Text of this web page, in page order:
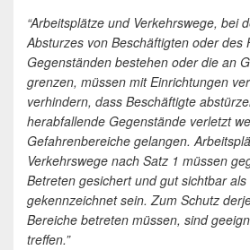
“Arbeitsplätze und Verkehrswege, bei
Absturzes von Beschäftigten oder des
Gegenständen bestehen oder die an
grenzen, müssen mit Einrichtungen
verhindern, dass Beschäftigte
herabfallende Gegenstände verletzt
Gefahrenbereiche gelangen.
Verkehrswege nach Satz 1 müssen
Betreten gesichert und gut sichtbar
gekennzeichnet sein. Zum Schutz
Bereiche betreten müssen, sind
treffen.”